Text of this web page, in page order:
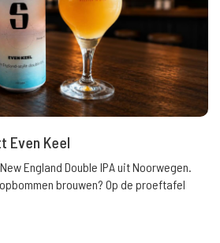
Even Keel
England Double IPA uit Noorwegen.
brouwen? Op de proeftafel